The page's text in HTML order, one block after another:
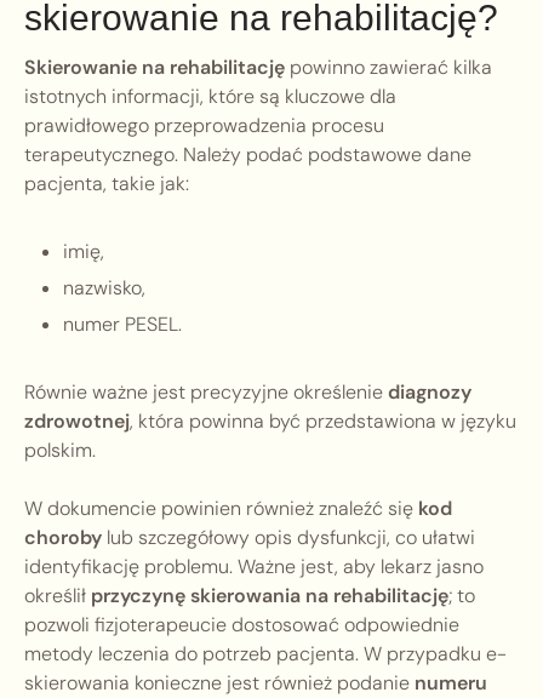
skierowanie na rehabilitację?
Skierowanie na rehabilitację powinno zawierać kilka
istotnych informacji, które są kluczowe dla
prawidłowego przeprowadzenia procesu
terapeutycznego. Należy podać podstawowe dane
pacjenta, takie jak:
imię,
nazwisko,
numer PESEL.
Równie ważne jest precyzyjne określeniediagnozy
zdrowotnej, która powinna być przedstawiona w języku
polskim.
W dokumencie powinien również znaleźć się kod
choroby lub szczegółowy opis dysfunkcji, co ułatwi
identyfikację problemu. Ważne jest, aby lekarz jasno
określił przyczynę skierowania na rehabilitację; to
pozwoli fizjoterapeucie dostosować odpowiednie
metody leczenia do potrzeb pacjenta. W przypadku e-
skierowania konieczne jest również podanie numeru